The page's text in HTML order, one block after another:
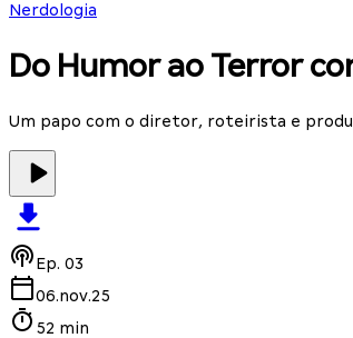
Nerdologia
Do Humor ao Terror
Um papo com o diretor, roteirista e
Ep. 03
06.nov.25
52 min